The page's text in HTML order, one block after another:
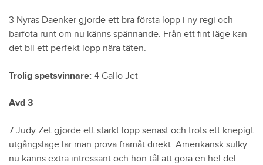
3 Nyras Daenker gjorde ett bra första lopp i ny regi och
barfota runt om nu känns spännande. Från ett fint läge kan
det bli ett perfekt lopp nära täten.
Trolig spetsvinnare: 4 Gallo Jet
Avd 3
7 Judy Zet gjorde ett starkt lopp senast och trots ett knepigt
utgångsläge lär man prova framåt direkt. Amerikansk sulky
nu känns extra intressant och hon tål att göra en hel del